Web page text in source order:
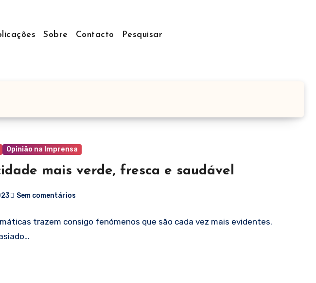
Sobre Contacto Pesquisar
Opinião na Imprensa
mais verde, fresca e saudável
Sem comentários
trazem consigo fenómenos que são cada vez mais evidentes.